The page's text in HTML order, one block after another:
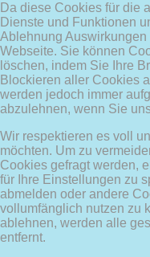
Da diese Cookies für die
Dienste und Funktionen
Ablehnung
Webseite. Sie können
löschen, indem Sie Ihre
Blockieren aller Cookies
werden jedoch immer
abzulehnen, wenn Sie
Wir respektieren es voll
möchten. Um zu
Cookies gefragt werden,
für Ihre Einstellungen zu
abmelden oder andere
vollumfänglich nutzen zu
ablehnen, werden alle
entfernt.